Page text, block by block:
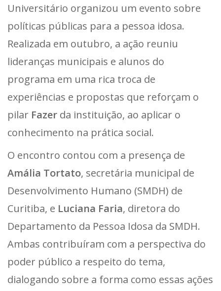
Universitário organizou um evento sobre
políticas públicas para a pessoa idosa.
Realizada em outubro, a ação reuniu
lideranças municipais e alunos do
programa em uma rica troca de
experiências e propostas que reforçam o
pilar Fazer da instituição, ao aplicar o
conhecimento na prática social.
O encontro contou com a presença de
Amália Tortato, secretária municipal de
Desenvolvimento Humano (SMDH) de
Curitiba, e Luciana Faria, diretora do
Departamento da Pessoa Idosa da SMDH.
Ambas contribuíram com a perspectiva do
poder público a respeito do tema,
dialogando sobre a forma como essas ações